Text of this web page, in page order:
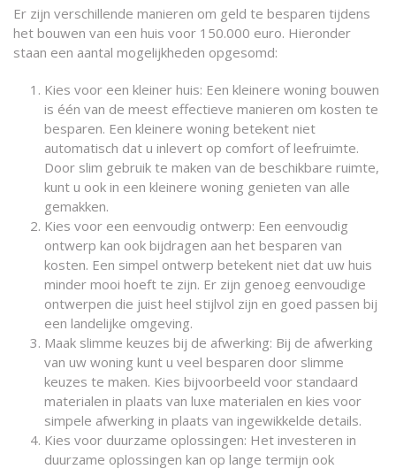
Er zijn verschillende manieren om geld te besparen tijdens
het bouwen van een huis voor 150.000 euro. Hieronder
staan een aantal mogelijkheden opgesomd:
Kies voor een kleiner huis: Een kleinere woning bouwen
is één van de meest effectieve manieren om kosten te
besparen. Een kleinere woning betekent niet
automatisch dat u inlevert op comfort of leefruimte.
Door slim gebruik te maken van de beschikbare ruimte,
kunt u ook in een kleinere woning genieten van alle
gemakken.
Kies voor een eenvoudig ontwerp: Een eenvoudig
ontwerp kan ook bijdragen aan het besparen van
kosten. Een simpel ontwerp betekent niet dat uw huis
minder mooi hoeft te zijn. Er zijn genoeg eenvoudige
ontwerpen die juist heel stijlvol zijn en goed passen bij
een landelijke omgeving.
Maak slimme keuzes bij de afwerking: Bij de afwerking
van uw woning kunt u veel besparen door slimme
keuzes te maken. Kies bijvoorbeeld voor standaard
materialen in plaats van luxe materialen en kies voor
simpele afwerking in plaats van ingewikkelde details.
Kies voor duurzame oplossingen: Het investeren in
duurzame oplossingen kan op lange termijn ook